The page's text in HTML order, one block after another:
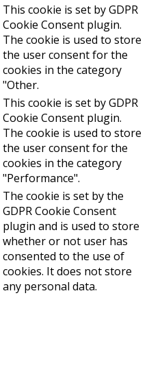
This cookie is set by GDPR
Cookie Consent plugin.
The cookie is used to store
the user consent for the
cookies in the category
"Other.
This cookie is set by GDPR
Cookie Consent plugin.
The cookie is used to store
the user consent for the
cookies in the category
"Performance".
The cookie is set by the
GDPR Cookie Consent
plugin and is used to store
whether or not user has
consented to the use of
cookies. It does not store
any personal data.